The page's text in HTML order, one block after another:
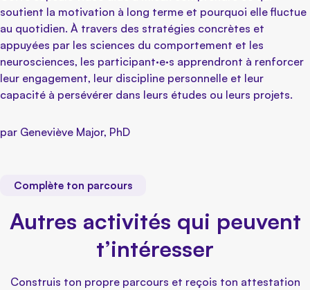
soutient la motivation à long terme et pourquoi elle fluctue
au quotidien. À travers des stratégies concrètes et
appuyées par les sciences du comportement et les
neurosciences, les participant·e·s apprendront à renforcer
leur engagement, leur discipline personnelle et leur
capacité à persévérer dans leurs études ou leurs projets.
par Geneviève Major, PhD
Complète ton parcours
Autres activités qui peuvent
t’intéresser
Construis ton propre parcours et reçois ton attestation